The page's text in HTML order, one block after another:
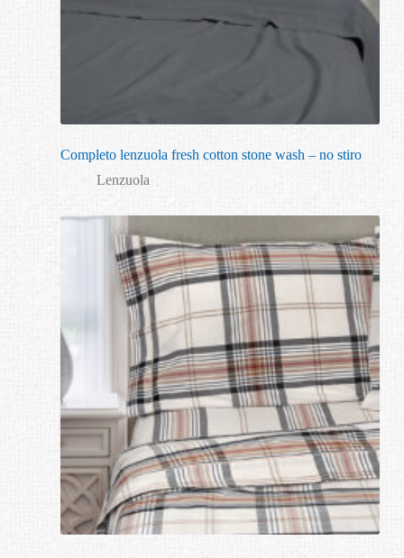
Completo lenzuola fresh cotton stone wash – no stiro
Lenzuola